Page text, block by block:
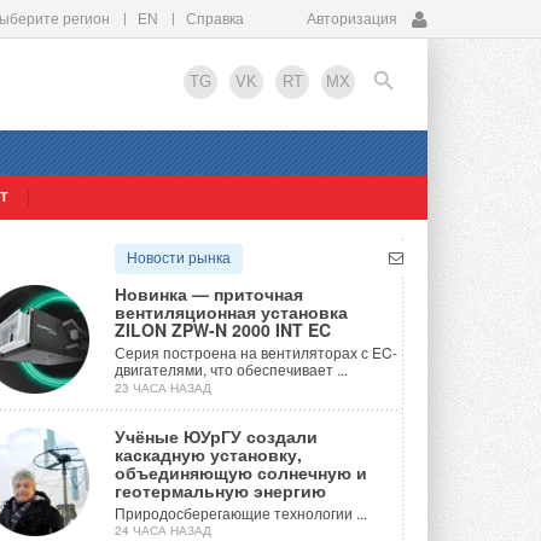
регион EN Справка Авторизация
TG VK RT MX
EN
Новости рынка
Новинка — приточная
вентиляционная установка
ZILON ZPW-N 2000 INT EC
Серия построена на вентиляторах с EC-
двигателями, что обеспечивает ...
23 ЧАСА НАЗАД
Учёные ЮУрГУ создали
каскадную установку,
объединяющую солнечную и
геотермальную энергию
Природосберегающие технологии ...
24 ЧАСА НАЗАД